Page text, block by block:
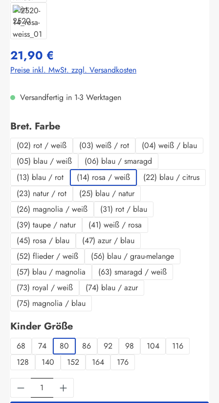
21,90 €
Preise inkl. MwSt. zzgl. Versandkosten
Versandfertig in 1-3 Werktagen
Bret. Farbeauswählen
(02) rot / weiß (03) weiß / rot
(04) weiß / blau
(05) blau / weiß
(06) blau / smaragd
(13) blau / rot
(14) rosa / weiß
(22) blau / citrus
(23) natur / rot
(25) blau / natur
(26) magnolia / weiß
(31) rot / blau
(39) taupe / natur
(41) weiß / rosa
(45) rosa / blau
(47) azur / blau
(52) flieder / weiß
(56) blau / grau-melange
(57) blau / magnolia
(63) smaragd / weiß
(73) royal / weiß
(74) blau / azur
(75) magnolia / blau
Kinder Größeauswählen
68 74 80 86 92 98 104
116
128
140 152 164 176
Produkt Anzahl: Gib den gewünschten